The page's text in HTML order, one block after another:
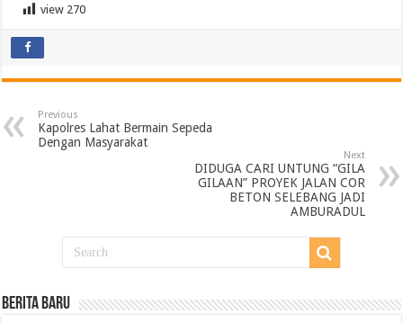
view 270
Previous
Kapolres Lahat Bermain Sepeda
Dengan Masyarakat
Next
DIDUGA CARI UNTUNG “GILA
GILAAN” PROYEK JALAN COR
BETON SELEBANG JADI
AMBURADUL
BERITA BARU